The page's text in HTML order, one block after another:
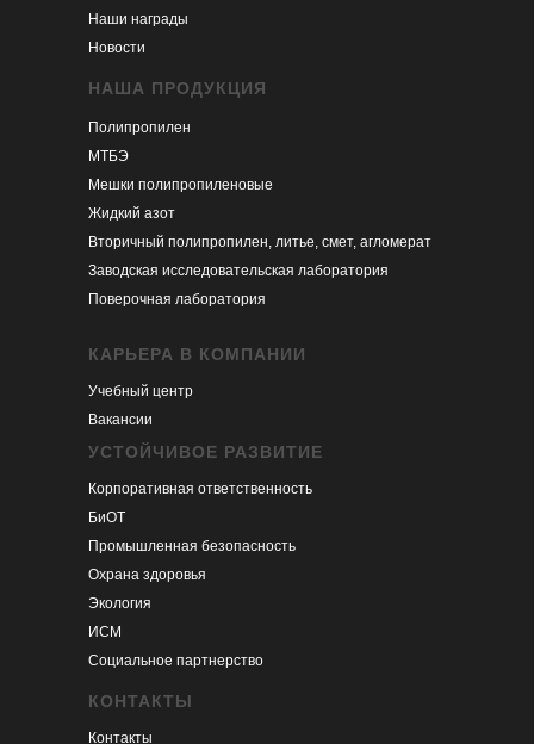
Наши награды
Новости
НАША ПРОДУКЦИЯ
Полипропилен
МТБЭ
Мешки полипропиленовые
Жидкий азот
Вторичный полипропилен, литье, смет, агломерат
Заводская исследовательская лаборатория
Поверочная лаборатория
КАРЬЕРА В КОМПАНИИ
Учебный центр
Вакансии
УСТОЙЧИВОЕ РАЗВИТИЕ
Корпоративная ответственность
БиОТ
Промышленная безопасность
Охрана здоровья
Экология
ИСМ
Социальное партнерство
КОНТАКТЫ
Контакты